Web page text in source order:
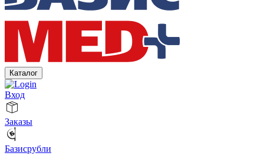
Каталог
Вход
Заказы
Базисрубли